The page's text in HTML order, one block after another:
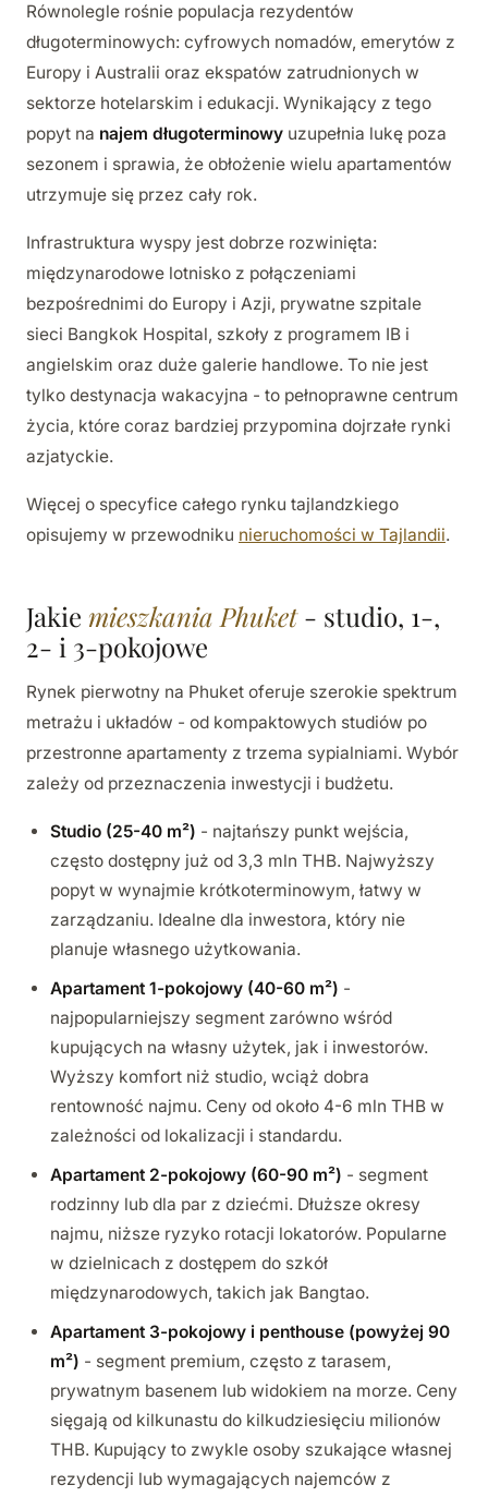
Równolegle rośnie populacja rezydentów
długoterminowych: cyfrowych nomadów, emerytów z
Europy i Australii oraz ekspatów zatrudnionych w
sektorze hotelarskim i edukacji. Wynikający z tego
popyt na najem długoterminowy uzupełnia lukę poza
sezonem i sprawia, że obłożenie wielu apartamentów
utrzymuje się przez cały rok.
Infrastruktura wyspy jest dobrze rozwinięta:
międzynarodowe lotnisko z połączeniami
bezpośrednimi do Europy i Azji, prywatne szpitale
sieci Bangkok Hospital, szkoły z programem IB i
angielskim oraz duże galerie handlowe. To nie jest
tylko destynacja wakacyjna - to pełnoprawne centrum
życia, które coraz bardziej przypomina dojrzałe rynki
azjatyckie.
Więcej o specyfice całego rynku tajlandzkiego
opisujemy w przewodniku nieruchomości w Tajlandii.
Jakie mieszkania Phuket- studio, 1-,
2- i 3-pokojowe
Rynek pierwotny na Phuket oferuje szerokie spektrum
metrażu i układów - od kompaktowych studiów po
przestronne apartamenty z trzema sypialniami. Wybór
zależy od przeznaczenia inwestycji i budżetu.
Studio (25-40 m²) - najtańszy punkt wejścia,
często dostępny już od 3,3 mln THB. Najwyższy
popyt w wynajmie krótkoterminowym, łatwy w
zarządzaniu. Idealne dla inwestora, który nie
planuje własnego użytkowania.
Apartament 1-pokojowy (40-60 m²) -
najpopularniejszy segment zarówno wśród
kupujących na własny użytek, jak i inwestorów.
Wyższy komfort niż studio, wciąż dobra
rentowność najmu. Ceny od około 4-6 mln THB w
zależności od lokalizacji i standardu.
Apartament 2-pokojowy (60-90 m²) - segment
rodzinny lub dla par z dziećmi. Dłuższe okresy
najmu, niższe ryzyko rotacji lokatorów. Popularne
w dzielnicach z dostępem do szkół
międzynarodowych, takich jak Bangtao.
Apartament 3-pokojowy i penthouse (powyżej 90
m²) - segment premium, często z tarasem,
prywatnym basenem lub widokiem na morze. Ceny
sięgają od kilkunastu do kilkudziesięciu milionów
THB. Kupujący to zwykle osoby szukające własnej
rezydencji lub wymagających najemców z